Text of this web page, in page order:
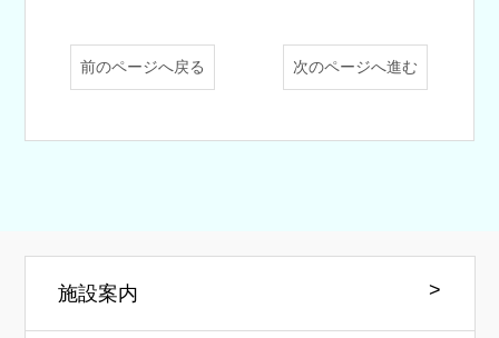
前のページへ戻る 次のページへ進む
施設案内